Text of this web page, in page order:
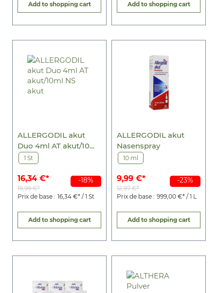
Add to shopping cart Add to shopping cart
-18%
ALLERGODIL akut
Duo 4ml AT akut/10ml
NS akut
1 St
16,34 €*
19,99 €*
Prix de base : 16,34 €* / 1 St
Add to shopping cart
-23%
ALLERGODIL akut
Nasenspray
10 ml
9,99 €*
12,97 €*
Prix de base : 999,00 €* / 1 L
Add to shopping cart